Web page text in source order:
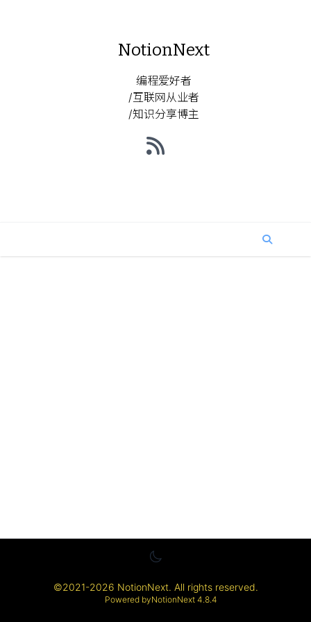
NotionNext
编程爱好者
/互联网从业者
/知识分享博主
©2021-2026 NotionNext. All rights reserved.
Powered byNotionNext 4.8.4